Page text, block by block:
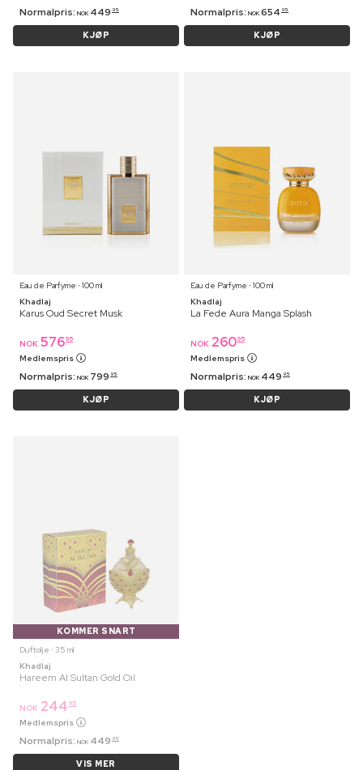
Normalpris: NOK 449 95
KJØP
Normalpris: NOK 654 95
KJØP
Eau de Parfyme ⋅ 100 ml
Khadlaj
Karus Oud Secret Musk
NOK 57695
Medlemspris
Normalpris: NOK 799 95
KJØP
Eau de Parfyme ⋅ 100 ml
Khadlaj
La Fede Aura Manga Splash
NOK 26095
Medlemspris
Normalpris: NOK 449 95
KJØP
KOMMER SNART
Duftolje ⋅ 35 ml
Khadlaj
Hareem Al Sultan Gold Oil
NOK 244 95
Medlemspris
Normalpris: NOK 449 95
VIS MER